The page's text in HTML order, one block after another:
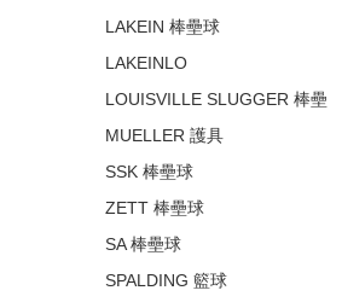
LAKEIN 棒壘球
LAKEINLO
LOUISVILLE SLUGGER 棒壘
MUELLER 護具
SSK 棒壘球
ZETT 棒壘球
SA 棒壘球
SPALDING 籃球